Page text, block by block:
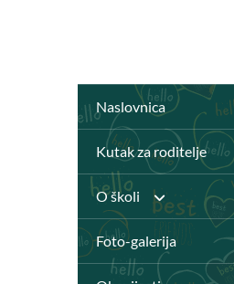
Naslovnica
Kutak za roditelje
O školi
Anž Frankopan
Foto-galerija